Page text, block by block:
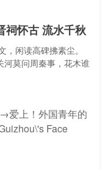
祠怀古 流水千秋
，闲读高碑拂素尘。
河莫问周秦事，花木谁